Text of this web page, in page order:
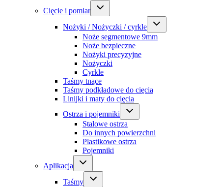
Cięcie i pomiar
Nożyki / Nożyczki / cyrkle
Noże segmentowe 9mm
Noże bezpieczne
Nożyki precyzyjne
Nożyczki
Cyrkle
Taśmy tnące
Taśmy podkładowe do cięcia
Linijki i maty do cięcia
Ostrza i pojemniki
Stalowe ostrza
Do innych powierzchni
Plastikowe ostrza
Pojemniki
Aplikacja
Taśmy